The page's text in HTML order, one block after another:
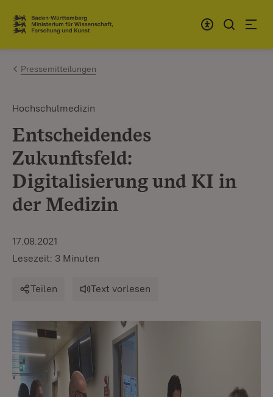
Zum Inhalt springen
Link zur Startseite
Pressemitteilungen
Hochschulmedizin
Entscheidendes
Zukunftsfeld:
Digitalisierung und KI in
der Medizin
17.08.2021
Lesezeit: 3 Minuten
Teilen Text vorlesen